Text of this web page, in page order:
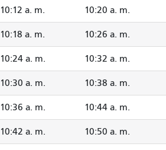
10:12 a. m. 10:20 a. m.
10:18 a. m. 10:26 a. m.
10:24 a. m. 10:32 a. m.
10:30 a. m. 10:38 a. m.
10:36 a. m. 10:44 a. m.
10:42 a. m. 10:50 a. m.